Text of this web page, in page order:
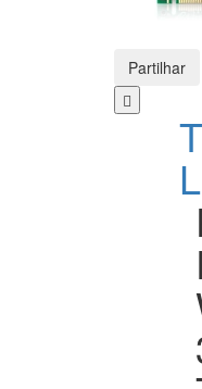
Partilhar